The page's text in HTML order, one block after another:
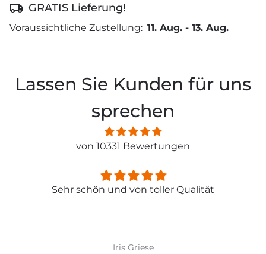
GRATIS Lieferung!
Voraussichtliche Zustellung: 11. Aug. - 13. Aug.
Lassen Sie Kunden für uns
sprechen
von 10331 Bewertungen
Sehr schön und von toller Qualität
Iris Griese